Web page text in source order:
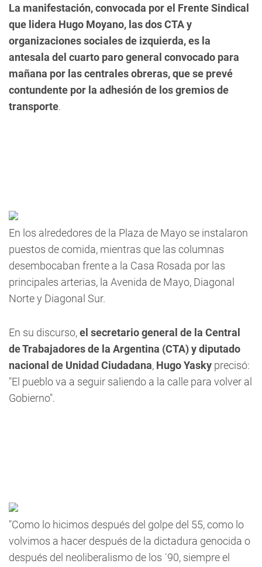
La manifestación, convocada por el Frente Sindical
que lidera Hugo Moyano, las dos CTA y
organizaciones sociales de izquierda, es la
antesala del cuarto paro general convocado para
mañana por las centrales obreras, que se prevé
contundente por la adhesión de los gremios de
transporte.
En los alrededores de la Plaza de Mayo se instalaron
puestos de comida, mientras que las columnas
desembocaban frente a la Casa Rosada por las
principales arterias, la Avenida de Mayo, Diagonal
Norte y Diagonal Sur.
En su discurso,el secretario general de la Central
de Trabajadores de la Argentina (CTA) y diputado
nacional de Unidad Ciudadana, Hugo Yasky precisó:
"El pueblo va a seguir saliendo a la calle para volver al
Gobierno".
"Como lo hicimos después del golpe del 55, como lo
volvimos a hacer después de la dictadura genocida o
después del neoliberalismo de los ´90, siempre el